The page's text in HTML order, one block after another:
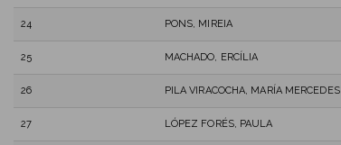
24 PONS, MIREIA
25 MACHADO, ERCÍLIA
26 PILA VIRACOCHA, MARÍA MERCEDES
27 LÓPEZ FORÉS, PAULA